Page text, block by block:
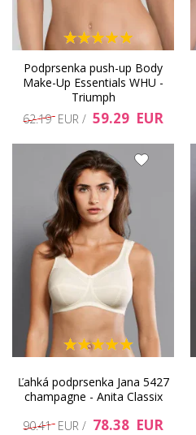
Podprsenka push-up Body
Make-Up Essentials WHU -
Triumph
62.19 EUR / 59.29 EUR
Ľahká podprsenka Jana 5427
champagne - Anita Classix
90.41 EUR / 78.38 EUR